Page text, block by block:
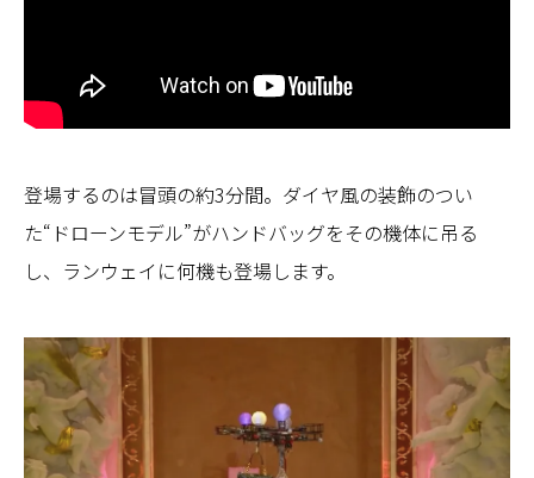
登場するのは冒頭の約3分間。ダイヤ風の装飾のつい
た“ドローンモデル”がハンドバッグをその機体に吊る
し、ランウェイに何機も登場します。